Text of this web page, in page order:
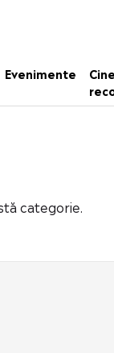
Evenimente
Cine
categorie.